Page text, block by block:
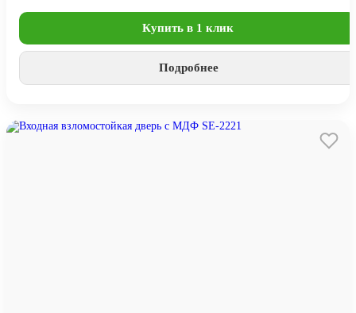
Купить в 1 клик
Подробнее